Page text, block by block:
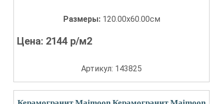
Размеры: 120.00x60.00см
Цена: 2144 р/м2
Артикул: 143825